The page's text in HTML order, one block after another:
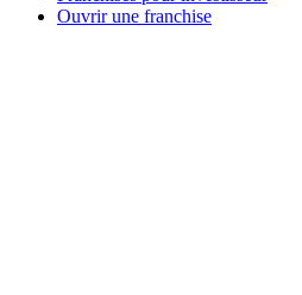
Ouvrir une franchise